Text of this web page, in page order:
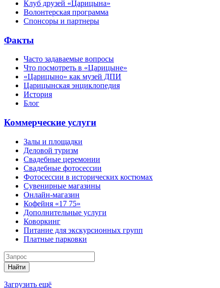
Клуб друзей «Царицына»
Волонтерская программа
Спонсоры и партнеры
Факты
Часто задаваемые вопросы
Что посмотреть в «Царицыне»
«Царицыно» как музей ДПИ
Царицынская энциклопедия
История
Блог
Коммерческие услуги
Залы и площадки
Деловой туризм
Свадебные церемонии
Свадебные фотосессии
Фотосессии в исторических костюмах
Сувенирные магазины
Онлайн-магазин
Кофейня «17 75»
Дополнительные услуги
Коворкинг
Питание для экскурсионных групп
Платные парковки
Найти
Загрузить ещё